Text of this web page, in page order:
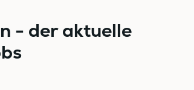
- der aktuelle